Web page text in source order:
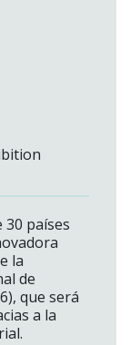
30 países
la
de
que será
a la